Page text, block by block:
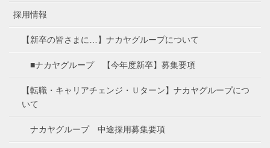
採用情報
【新卒の皆さまに…】ナカヤグループについて
■ナカヤグループ 【今年度新卒】募集要項
【転職・キャリアチェンジ・Ｕターン】ナカヤグループにつ
いて
ナカヤグループ 中途採用募集要項